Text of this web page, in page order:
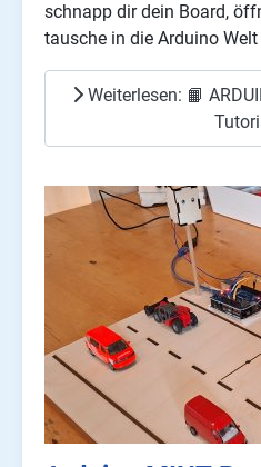
schnapp dir dein Board,
tausche in die Arduino Welt
Weiterlesen: 📙